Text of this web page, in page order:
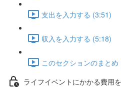
支出を入力する (3:51)
収入を入力する (5:18)
このセクションのまとめ
ライフイベントにかかる費用